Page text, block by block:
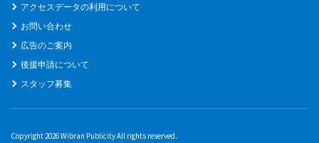
アクセスデータの利用について
お問い合わせ
広告のご案内
後援申請について
スタッフ募集
Copyright 2026 Wibran Publicity All rights reserved.